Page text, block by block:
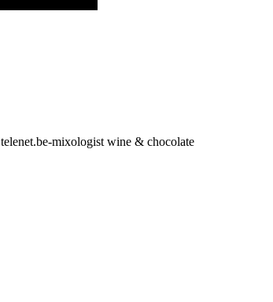
mixologist wine & chocolate